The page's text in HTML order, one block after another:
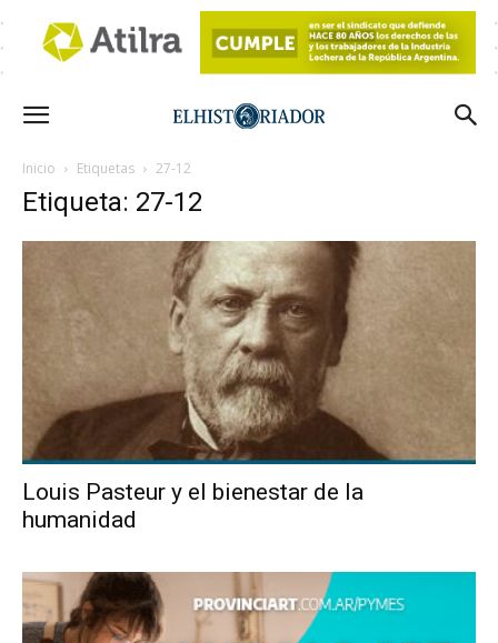
Inicio Etiquetas 27-12
Etiqueta: 27-12
Louis Pasteur y el bienestar de la
humanidad